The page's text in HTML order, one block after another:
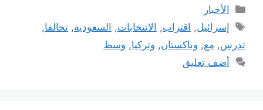
التصنيفات
الأخبار
الوسوم
إسرائيل, اقتراب, الانتخابات, السعودية,تحالفا,
تدرس, مع, وباكستان, وتركيا, وسط
أضف تعليق